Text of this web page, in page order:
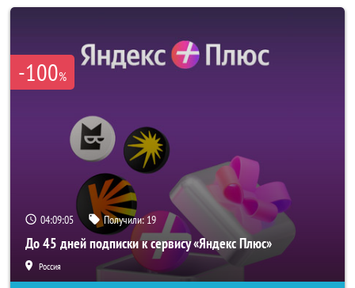
-100%
04:09:04 Получили:19
До 45 дней подписки к сервису «Яндекс Плюс»
Россия